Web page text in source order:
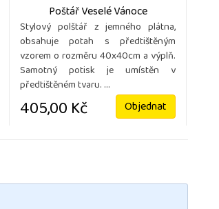
Poštář Veselé Vánoce
Stylový polštář z jemného plátna,
obsahuje potah s předtištěným
vzorem o rozměru 40x40cm a výplň.
Samotný potisk je umístěn v
předtištěném tvaru. ...
405,00 Kč Objednat